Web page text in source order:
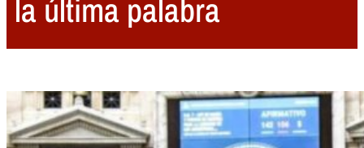
la última palabra